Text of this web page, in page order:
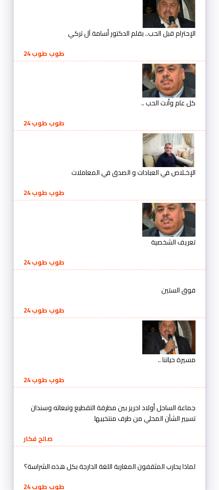
الإحترام قبل الحب.. بقلم الدكتور أسامة آل تركي
طوب طوب 24
كل عام وأنت الحب ..
طوب طوب 24
الإخـلاص في العبادات و الصدق في المعاملات
طوب طوب 24
تعريف الشخصية
طوب طوب 24
فوق الستين
طوب طوب 24
مسيرة حياتنا ..
طوب طوب 24
جماعة الساحل أولاد احريز بين مطرقة التقطيع وتبعاته وسندان
تسيير الشأن المحلي من طرف منتخبيها
صالح فكار
لماذا يحارب المثقفون المغاربة اللغة الدارجة بكل هذه الشراسة؟
طوب طوب 24